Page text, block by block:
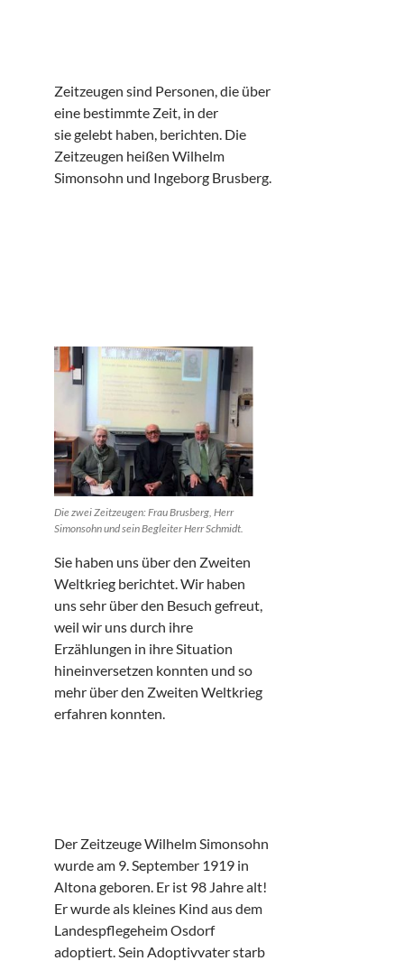
Zeitzeugen sind Personen, die über
eine bestimmte Zeit, in der
sie gelebt haben, berichten. Die
Zeitzeugen heißen Wilhelm
Simonsohn und Ingeborg Brusberg.
Die zwei Zeitzeugen: Frau Brusberg, Herr
Simonsohn und sein Begleiter Herr Schmidt.
Sie haben uns über den Zweiten
Weltkrieg berichtet. Wir haben
uns sehr über den Besuch gefreut,
weil wir uns durch ihre
Erzählungen in ihre Situation
hineinversetzen konnten und so
mehr über den Zweiten Weltkrieg
erfahren konnten.
Der Zeitzeuge Wilhelm Simonsohn
wurde am 9. September 1919 in
Altona geboren. Er ist 98 Jahre alt!
Er wurde als kleines Kind aus dem
Landespflegeheim Osdorf
adoptiert. Sein Adoptivvater starb